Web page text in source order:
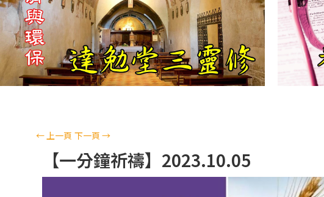
← 上一頁 下一頁 →
【一分鐘祈禱】2023.10.05